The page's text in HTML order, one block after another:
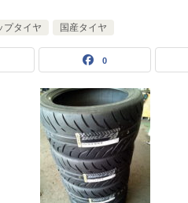
プタイヤ 国産タイヤ
0